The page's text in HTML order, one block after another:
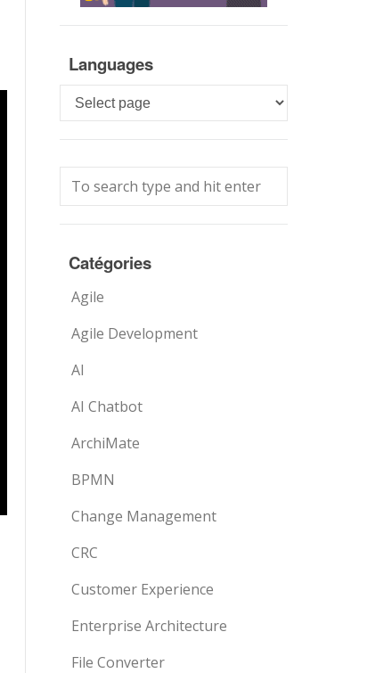
Languages
Languages
Catégories
Agile
Agile Development
AI
AI Chatbot
ArchiMate
BPMN
Change Management
CRC
Customer Experience
Enterprise Architecture
File Converter